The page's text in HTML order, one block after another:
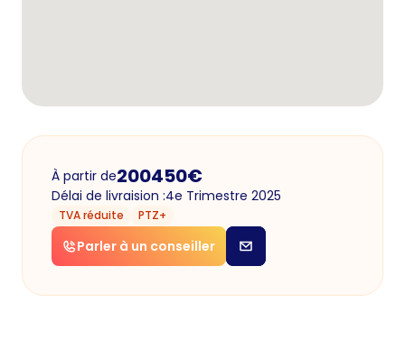
À partir de200450€
Délai de livraision :4e Trimestre 2025
TVA réduite PTZ+
Parler à un conseiller